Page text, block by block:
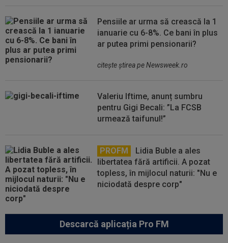
Pensiile ar urma să crească la 1
ianuarie cu 6-8%. Ce bani în plus
ar putea primi pensionarii?
citeşte ştirea pe Newsweek.ro
Valeriu Iftime, anunț sumbru
pentru Gigi Becali: ”La FCSB
urmează taifunul!”
PROFM
Lidia Buble a ales
libertatea fără artificii. A pozat
topless, în mijlocul naturii: "Nu e
niciodată despre corp"
Descarcă aplicația Pro FM